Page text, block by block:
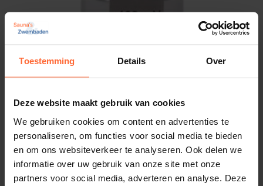
Toestemming Details Over
Deze website maakt gebruik van cookies
We gebruiken cookies om content en advertenties te
personaliseren, om functies voor social media te bieden
en om ons websiteverkeer te analyseren. Ook delen we
informatie over uw gebruik van onze site met onze
partners voor social media, adverteren en analyse. Deze
Door corrosie te voorkomen, gaat de apparatuur
zoals pompen en leidingen, en onderdelen zoals
Verhelpen van elektrische
interferentie
Stabiele meetresultaten:
Een gebrek aan aarding kan elektrische ladingen
veroorzaken die de metingen van
zwembadapparatuur kunnen beïnvloeden,
13,60